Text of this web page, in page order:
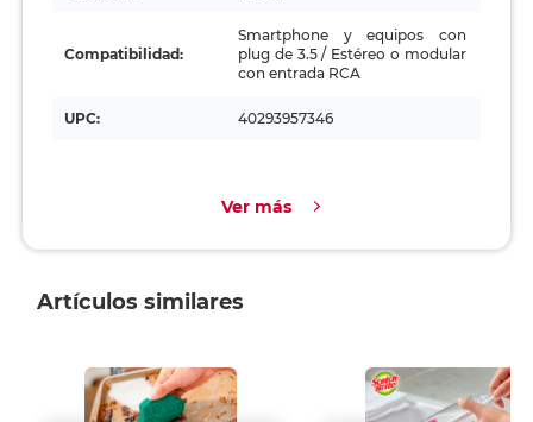
Compatibilidad:
Smartphone y equipos con
plug de 3.5 / Estéreo o modular
con entrada RCA
UPC: 40293957346
Ver más
Artículos similares